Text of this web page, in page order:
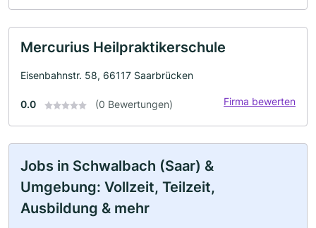
Mercurius Heilpraktikerschule
Eisenbahnstr. 58, 66117 Saarbrücken
0.0 (0 Bewertungen) Firma bewerten
Jobs in Schwalbach (Saar) &
Umgebung: Vollzeit, Teilzeit,
Ausbildung & mehr